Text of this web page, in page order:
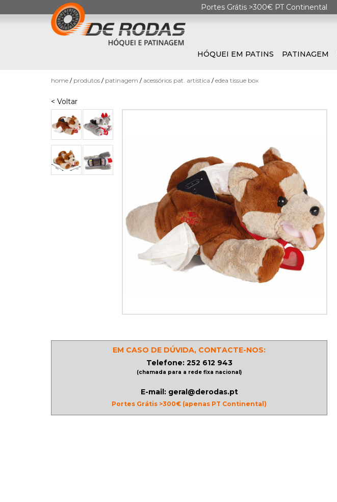
Portes Grátis >300€ PT Continental
HÓQUEI EM PATINS PATINAGEM
home produtos patinagem acessórios pat. artística edea tissue box
< Voltar
EM CASO DE DÚVIDA, CONTACTE-NOS:
Telefone: 252 612 943
(chamada para a rede fixa nacional)
E-mail: geral@derodas.pt
Portes Grátis >300€ (apenas PT Continental)